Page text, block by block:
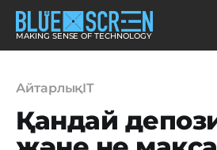
MAKING SENSE OF TECHNOLOGY
АйтарлықIT
Қандай